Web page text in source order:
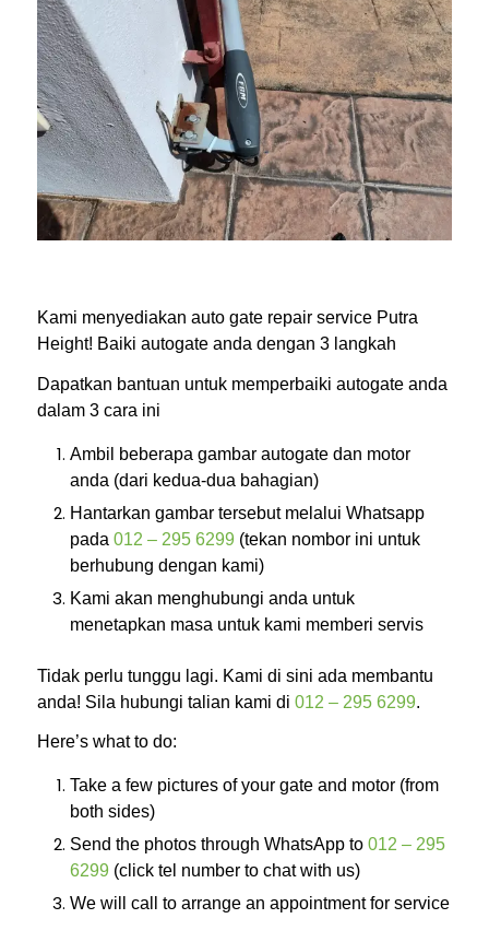
Kami menyediakan auto gate repair service Putra
Height! Baiki autogate anda dengan 3 langkah
Dapatkan bantuan untuk memperbaiki autogate anda
dalam 3 cara ini
Ambil beberapa gambar autogate dan motor
anda (dari kedua-dua bahagian)
Hantarkan gambar tersebut melalui Whatsapp
pada 012 – 295 6299 (tekan nombor ini untuk
berhubung dengan kami)
Kami akan menghubungi anda untuk
menetapkan masa untuk kami memberi servis
Tidak perlu tunggu lagi. Kami di sini ada membantu
anda! Sila hubungi talian kami di 012 – 295 6299.
Here’s what to do:
Take a few pictures of your gate and motor (from
both sides)
Send the photos through WhatsApp to 012 – 295
6299 (click tel number to chat with us)
We will call to arrange an appointment for service